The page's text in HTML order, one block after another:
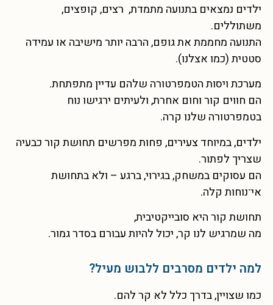
ילדים נמצאים בתנועה מתמדת, רצים, קופצים,
משתוללים.
התנועה מחממת את גופם, הרבה יותר מישיבה או עמידה
סטטית (כמו אצלנו).
מערכת ויסות הטמפרטורה שלהם עדיין מתפתחת.
הם חווים קור וחום אחרת, ולעיתים ירגישו נוח
בטמפרטורה שלנו קרה.
ילדים, במיוחד צעירים, פחות מפרשים תחושת קור כבעיה
שצריך לפתור.
הם עסוקים במשחק, בגירוי, ברגע – ולא בתחושת
אי־נוחות קלה.
תחושת קור היא סובייקטיבית,
מה שמרגיש לנו קר, יכול להיות עבורם בסדר גמור.
למה ילדים מסרבים ללבוש מעיל?
כמו שצויין, בדרך כלל לא קר להם.